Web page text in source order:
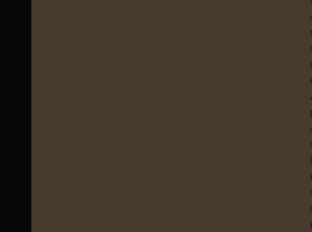
l